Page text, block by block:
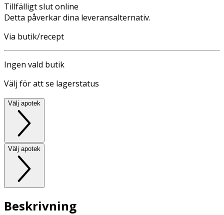
Tillfälligt slut online
Detta påverkar dina leveransalternativ.
Via butik/recept
Ingen vald butik
Välj för att se lagerstatus
Välj apotek
Välj apotek
Beskrivning